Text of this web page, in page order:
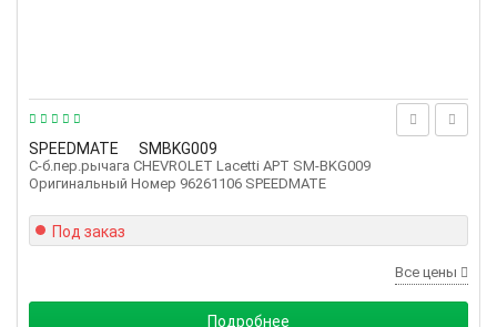
SPEEDMATE SMBKG009
С-б.пер.рычага CHEVROLET Lacetti АРТ SM-BKG009
Оригинальный Номер 96261106 SPEEDMATE
Под заказ
Все цены
Подробнее